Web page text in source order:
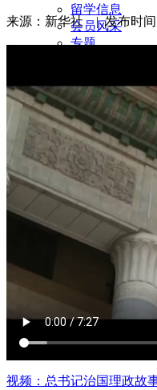
留学信息
会员风采
专题
服务社会
每周访谈
新闻回音
留学生杂志
来源：新华社 |发布时间
视频：总书记治国理政故